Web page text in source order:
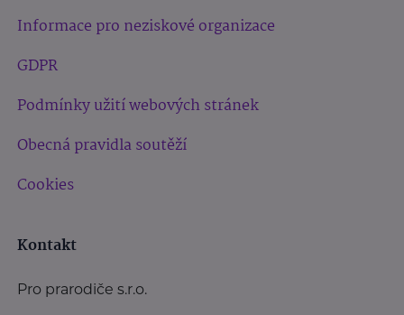
Informace pro neziskové organizace
GDPR
Podmínky užití webových stránek
Obecná pravidla soutěží
Cookies
Kontakt
Pro prarodiče s.r.o.